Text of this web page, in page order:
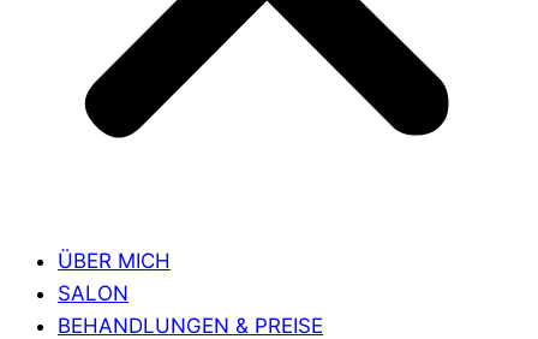
ÜBER MICH
SALON
BEHANDLUNGEN & PREISE